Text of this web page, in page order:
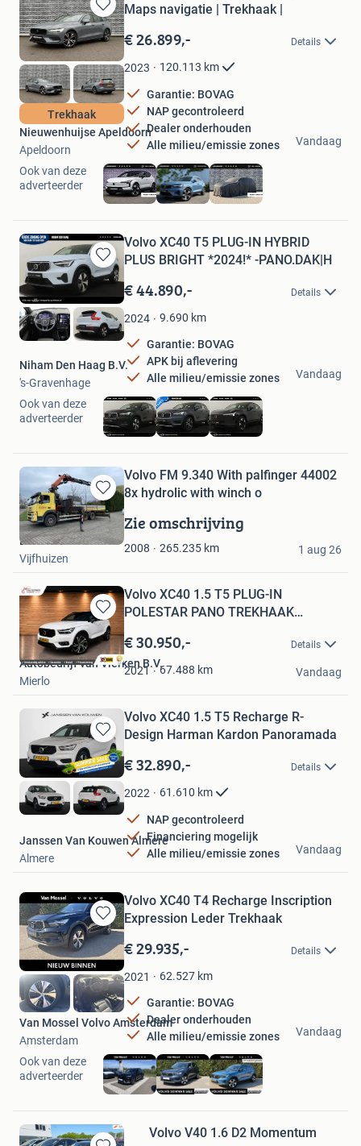
Bewaren
in
Mijn
Favorieten
Trekhaak
Maps navigatie | Trekhaak |
€ 26.899,- Details
2023 120.113 km
Garantie: BOVAG
NAP gecontroleerd
Dealer onderhouden
Alle milieu/emissie zones
Nieuwenhuijse Apeldoorn
Apeldoorn
Vandaag
Ook van deze
adverteerder
Bewaren
in
Mijn
Favorieten
Volvo XC40 T5 PLUG-IN HYBRID
PLUS BRIGHT *2024!* -PANO.DAK|H
€ 44.890,- Details
2024 9.690 km
Garantie: BOVAG
APK bij aflevering
Alle milieu/emissie zones
Niham Den Haag B.V.
's-Gravenhage
Vandaag
Ook van deze
adverteerder
Bewaren
in
Mijn
Favorieten
Volvo FM 9.340 With palfinger 44002
8x hydrolic with winch o
Zie omschrijving
2008 265.235 km
De Koker BV
Vijfhuizen
1 aug 26
Bewaren
in
Mijn
Favorieten
Volvo XC40 1.5 T5 PLUG-IN
POLESTAR PANO TREKHAAK
€ 30.950,- Details
2021 67.488 km
Autobedrijf van Vlerken B.V.
Mierlo
Vandaag
Bewaren
in
Mijn
Favorieten
Volvo XC40 1.5 T5 Recharge R-
Design Harman Kardon Panoramada
€ 32.890,- Details
2022 61.610 km
NAP gecontroleerd
Financiering mogelijk
Alle milieu/emissie zones
Janssen Van Kouwen Almere
Almere
Vandaag
Bewaren
in
Mijn
Favorieten
Volvo XC40 T4 Recharge Inscription
Expression Leder Trekhaak
€ 29.935,- Details
2021 62.527 km
Garantie: BOVAG
Dealer onderhouden
Alle milieu/emissie zones
Van Mossel Volvo Amsterdam
Amsterdam
Vandaag
Ook van deze
adverteerder
Volvo V40 1.6 D2 Momentum